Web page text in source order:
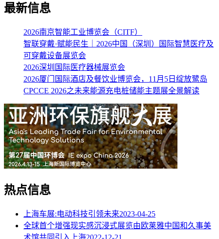
最新信息
2026南京智能工业博览会（CITF）
智联穿戴·赋能民生｜2026中国（深圳）国际智慧医疗及
可穿戴设备展览会
2026深圳国际医疗器械展览会
2026厦门国际酒店及餐饮业博览会，11月5日绽放鹭岛
CPCCE 2026之未来能源充电桩储能主题展全景解读
热点信息
上海车展:电动科技引领未来2023-04-25
全球首个增强现实感沉浸式展览由欧莱雅中国和久事美